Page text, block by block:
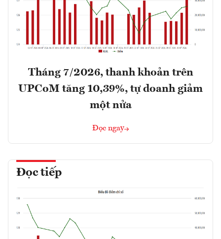
Tháng 7/2026, thanh khoản trên
UPCoM tăng 10,39%, tự doanh giảm
một nửa
Đọc ngay
Đọc tiếp